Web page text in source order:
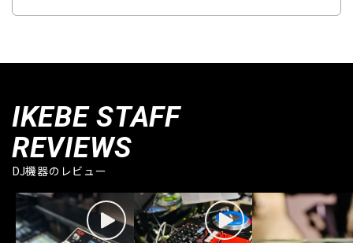
IKEBE STAFF
REVIEWS
DJ機器のレビュー